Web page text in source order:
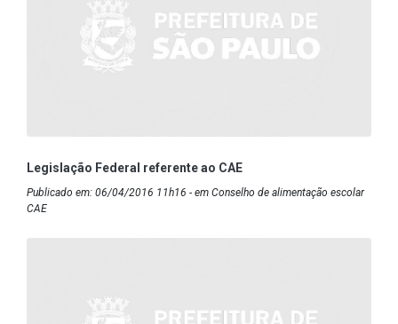
Legislação Federal referente ao CAE
Publicado em: 06/04/2016 11h16 - em Conselho de alimentação escolar
CAE